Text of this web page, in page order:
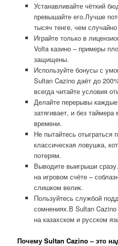
Устанавливайте чёткий
превышайте его.Лучше
тысяч тенге, чем
Играйте только в
Volta казино – примеры
защищены.
Используйте бонусы с
Sultan Cazino даёт до
всегда читайте условия
Делайте перерывы
затягивает, и без
времени.
Не пытайтесь отыграться
классическая ловушка,
потерям.
Выводите выигрыши
на игровом счёте –
слишком велик.
Пользуйтесь службой
сомнениях.В Sultan Cazino
на казахском и русском
Почему Sultan Cazino – это